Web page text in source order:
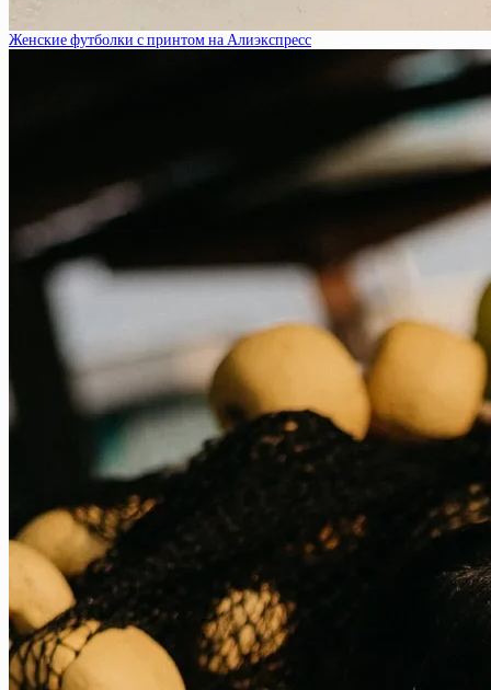
Женские футболки с принтом на Алиэкспресс